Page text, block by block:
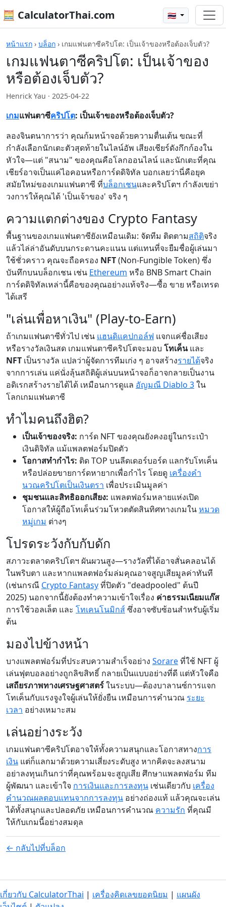
🧮 CalculatorThai.com 🇹🇭
หน้าแรก › บล็อก › เกมแฟนตาซีคริปโต: เป็นเจ้าของหรือต้องเจ็บตัว?
เกมแฟนตาซีคริปโต: เป็นเจ้าของ
หรือต้องเจ็บตัว?
Henrick Yau · 2025-04-22
เกมแฟนตาซีคริปโต: เป็นเจ้าของหรือต้องเจ็บตัว?
ลองจินตนาการว่า คุณก้มหน้าจอด้วยความตื่นเต้น ขณะที่
กำลังเลือกนักเตะตัวสุดท้ายในไลน์อัพ เสียงเชียร์ดังกึกก้องใน
หัวใจ—แต่ "สนาม" ของคุณคือโลกออนไลน์ และนักเตะที่คุณ
เชียร์อาจเป็นแค่ไอคอนหรือการ์ดดิจิทัล บอกเลยว่านี่คือยุค
สมัยใหม่ของเกมแฟนตาซี ที่บล็อกเชนและคริปโตฯ กำลังเขย่า
วงการให้คุณได้ 'เป็นเจ้าของ' จริง ๆ
ความแตกต่างของ Crypto Fantasy
พื้นฐานของเกมแฟนตาซียังเหมือนเดิม: จัดทีม ติดตามสถิติจริง
แล้วไล่ล่าอันดับบนกระดานคะแนน แต่แทนที่จะยืมชื่อผู้เล่นมา
ใช้ชั่วคราว คุณจะถือครอง NFT(Non-Fungible Token) ซึ่ง
บันทึกบนบล็อกเชน เช่น Ethereum หรือ BNB Smart Chain
การ์ดดิจิทัลเหล่านี้คือของคุณอย่างแท้จริง—ซื้อ ขาย หรือเทรด
ได้เสรี
"เล่นเพื่อหาเงิน" (Play-to-Earn)
ถ้าเกมแฟนตาซีทั่วไป เช่น แฮนดิแคปกอล์ฟ แจกแค่ชื่อเสียง
หรือรางวัลเงินสด เกมแฟนตาซีคริปโตจะมอบ โทเค็นและ
NFT เป็นรางวัล แปลว่าผู้จัดการทีมเก่ง ๆ อาจสร้างรายได้จริง
จากการเล่น แค่นั่งลุ้นสถิติผู้เล่นบนหน้าจอก็อาจกลายเป็นงาน
อดิเรกสร้างรายได้ได้ เหมือนการดูแล อัญมณี Diablo 3ใน
โลกเกมแฟนตาซี
ทำไมคนถึงฮิต?
เป็นเจ้าของจริง: การ์ด NFT ของคุณยังคงอยู่ในกระเป๋า
เงินดิจิทัล แม้แพลตฟอร์มปิดตัว
โอกาสทำกำไร: ติด TOP บนลีดเดอร์บอร์ด แลกรับโทเค็น
หรือปล่อยขายการ์ดหายากเพื่อกำไร โดยดู เครื่องคำ
นวณคริปโตเป็นเงินตรา เพื่อประเมินมูลค่า
ชุมชนและสิทธิออกเสียง: แพลตฟอร์มหลายแห่งเปิด
โอกาสให้ผู้ถือโทเค็นร่วมโหวตตัดสินทิศทางเกมในหมวด
หมู่เกม ต่างๆ
โปรดระวังกับกับดัก
สภาวะตลาดคริปโตฯ ผันผวนสูง—รางวัลที่ได้อาจสั่นคลอนได้
ในพริบตา และหากแพลตฟอร์มล่มคุณอาจสูญเสียมูลค่าทันที
(เช่นกรณี Crypto Fantasyที่ปิดตัว "deadpooled" ต้นปี
2025) นอกจากนี้ยังต้องทำความเข้าใจเรื่อง ค่าธรรมเนียมแก๊ส
การใช้วอลเล็ต และ โทเคนโนมิกส์ซึ่งอาจซับซ้อนสำหรับผู้เริ่ม
ต้น
มองไปข้างหน้า
บางแพลตฟอร์มที่ประสบความสำเร็จอย่าง Sorareที่ใช้ NFT ผู้
เล่นฟุตบอลอย่างถูกลิขสิทธิ์ กลายเป็นแบบอย่างที่ดี แต่หัวใจคือ
เสถียรภาพทางเศรษฐศาสตร์ในระบบ—ต้องบาลานซ์การแจก
โทเค็นกับแรงจูงใจผู้เล่นให้ยั่งยืน เหมือนการคำนวณ ระยะ
เวลา อย่างเหมาะสม
เล่นอย่างระวัง
เกมแฟนตาซีคริปโตอาจให้ทั้งความสนุกและโอกาสทางการ
เงิน แต่ก็แลกมาด้วยความเสี่ยงระดับสูง หากคิดจะลงสนาม
อย่าลงทุนเกินกว่าที่คุณพร้อมจะสูญเสีย ศึกษาแพลตฟอร์ม ทีม
ผู้พัฒนา และเข้าใจ การเงินและการลงทุน เช่นเดียวกับ เครื่อง
คำนวณผลตอบแทนจากการลงทุน อย่างถ่องแท้ แล้วคุณจะเล่น
ได้ทั้งสนุกและปลอดภัย เหมือนการคำนวณ ความรัก ที่คุณมี
ให้กับเกมนี้อย่างสมดุล
← กลับไปที่บล็อก
เกี่ยวกับ CalculatorThai | เครื่องคิดเลขยอดนิยม | แผนผัง